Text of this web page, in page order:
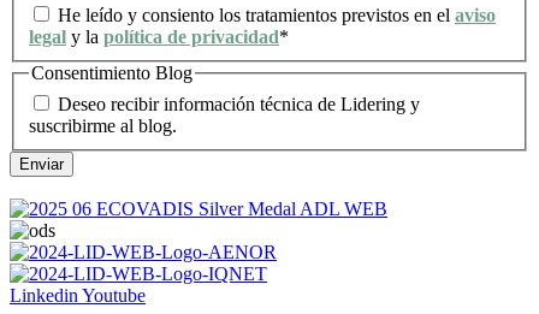
He leído y consiento los tratamientos previstos en el aviso
legal y la política de privacidad*
Consentimiento Blog
Deseo recibir información técnica de Lidering y
suscribirme al blog.
Linkedin Youtube